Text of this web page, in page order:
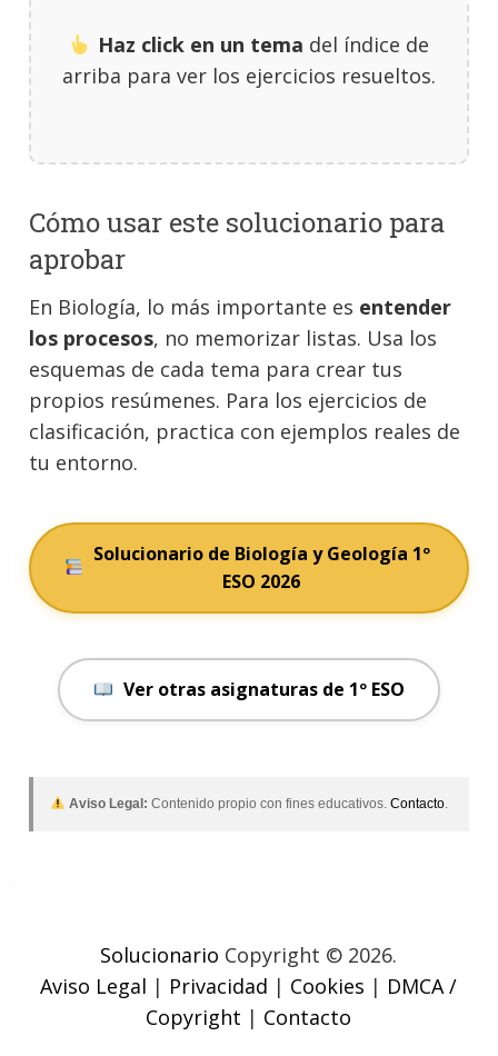
Haz click en un tema del índice de
arriba para ver los ejercicios resueltos.
Cómo usar este solucionario para
aprobar
En Biología, lo más importante es entender
los procesos, no memorizar listas. Usa los
esquemas de cada tema para crear tus
propios resúmenes. Para los ejercicios de
clasificación, practica con ejemplos reales de
tu entorno.
Solucionario de Biología y Geología 1º
ESO 2026
Ver otras asignaturas de 1º ESO
Aviso Legal: Contenido propio con fines educativos. Contacto.
Solucionario Copyright © 2026.
Aviso Legal | Privacidad | Cookies | DMCA /
Copyright | Contacto